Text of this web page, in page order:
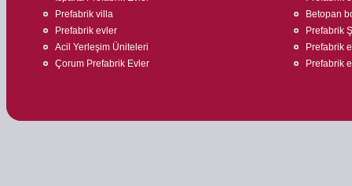
Prefabrik villa
Prefabrik evler
Acil Yerleşim Üniteleri
Çorum Prefabrik Evler
Betopan
Prefabrik
Prefabrik
Prefabrik